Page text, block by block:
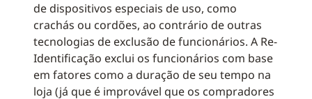
de dispositivos especiais de uso, como
crachás ou cordões, ao contrário de outras
tecnologias de exclusão de funcionários. A Re-
Identificação exclui os funcionários com base
em fatores como a duração de seu tempo na
loja (já que é improvável que os compradores